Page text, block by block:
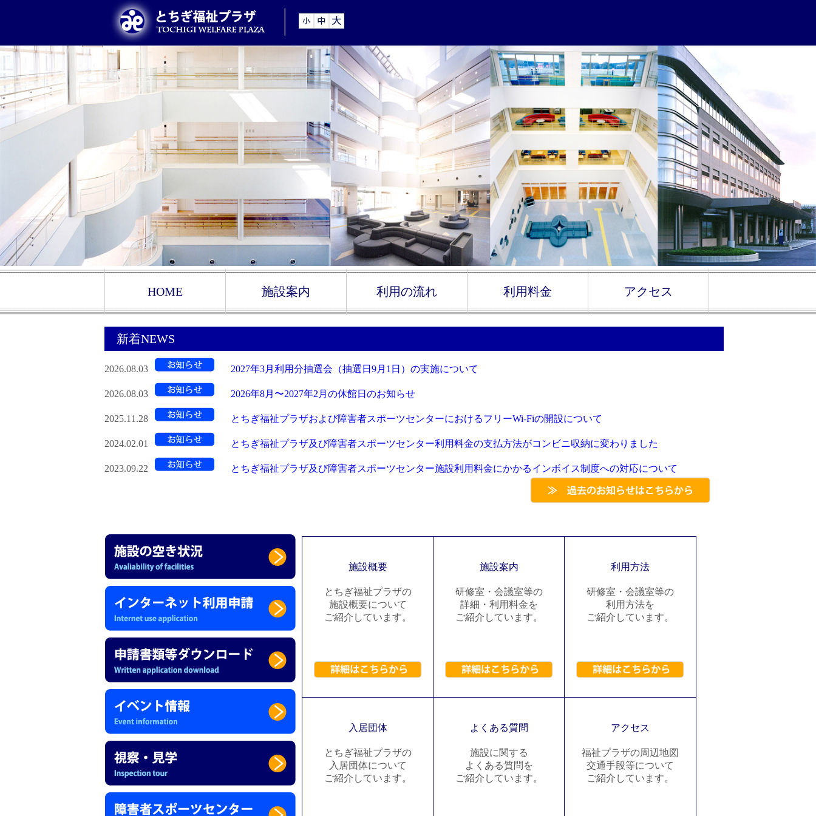
HOME 施設案内 利用の流れ 利用料金 アクセス
新着NEWS
2026.08.03 2027年3月利用分抽選会（抽選日9月1日）の実施について
2026.08.03 2026年8月〜2027年2月の休館日のお知らせ
2025.11.28 とちぎ福祉プラザおよび障害者スポーツセンターにおけるフリーWi-Fiの開設について
2024.02.01 とちぎ福祉プラザ及び障害者スポーツセンター利用料金の支払方法がコンビニ収納に変わりました
2023.09.22 とちぎ福祉プラザ及び障害者スポーツセンター施設利用料金にかかるインボイス制度への対応について
施設概要 施設案内 利用方法
とちぎ福祉プラザの
施設概要について
ご紹介しています。
研修室・会議室等の
詳細・利用料金を
ご紹介しています。
研修室・会議室等の
利用方法を
ご紹介しています。
入居団体 よくある質問 アクセス
とちぎ福祉プラザの
入居団体について
ご紹介しています。
施設に関する
よくある質問を
ご紹介しています。
福祉プラザの周辺地図
交通手段等について
ご紹介しています。